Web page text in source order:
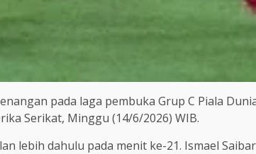
pada laga pembuka Grup C Piala
Serikat, Minggu (14/6/2026) WIB.
lebih dahulu pada menit ke-21. Ismael